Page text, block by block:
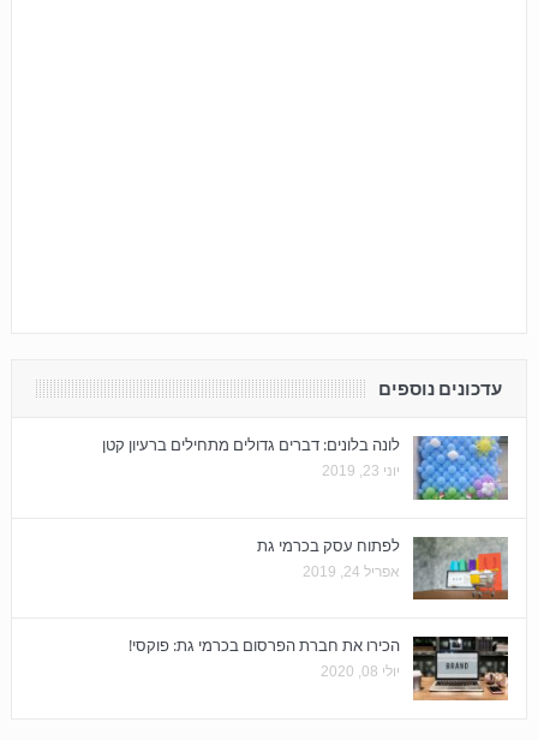
עדכונים נוספים
לונה בלונים: דברים גדולים מתחילים ברעיון קטן
יוני 23, 2019
לפתוח עסק בכרמי גת
אפריל 24, 2019
הכירו את חברת הפרסום בכרמי גת: פוקסי!
יולי 08, 2020